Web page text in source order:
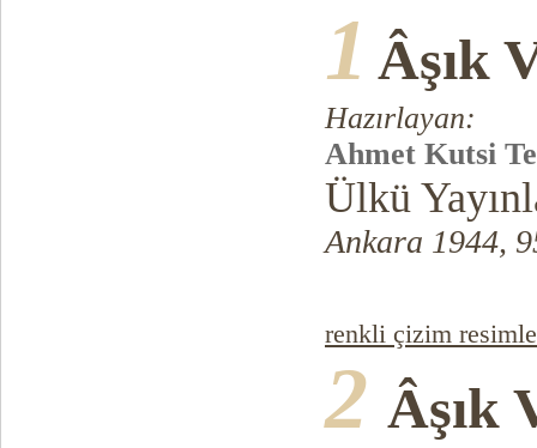
1 Âşık
Hazırlayan:
Ahmet Kutsi
Ülkü
Ankara 1944,
renkli çizim
2 Âşık